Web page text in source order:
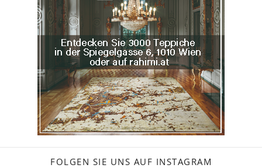
FOLGEN SIE UNS AUF INSTAGRAM